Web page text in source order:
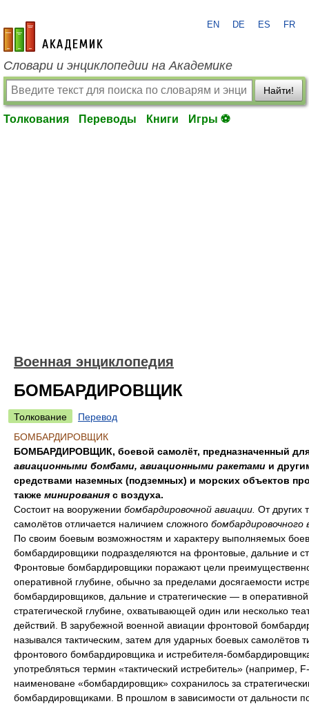
academic.ru
EN DE ES FR
Словари и энциклопедии на Академике
Найти!
Толкования Переводы Книги Игры ⚽
Военная энциклопедия
БОМБАРДИРОВЩИК
Толкование
Перевод
БОМБАРДИРОВЩИК
БОМБАРДИРОВЩИК, боевой самолёт, предназначенный
авиационными бомбами, авиационными ракетами и
средствами наземных (подземных) и морских объектов
также минирования с воздуха.
Состоит на вооружении бомбардировочной авиации. От других
самолётов отличается наличием сложного бомбардировочного
По своим боевым возможностям и характеру выполняемых
бомбардировщики подразделяются на фронтовые, дальние и
Фронтовые бомбардировщики поражают цели
оперативной глубине, обычно за пределами досягаемости
бомбардировщиков, дальние и стратегические — в
стратегической глубине, охватывающей один или несколько
действий. В зарубежной военной авиации фронтовой
назывался тактическим, затем для ударных боевых самолётов
фронтового бомбардировщика и истребителя-
употребляться термин «тактический истребитель» (например,
наименоване «бомбардировщик» сохранилось за
бомбардировщиками. В прошлом в зависимости от дальности